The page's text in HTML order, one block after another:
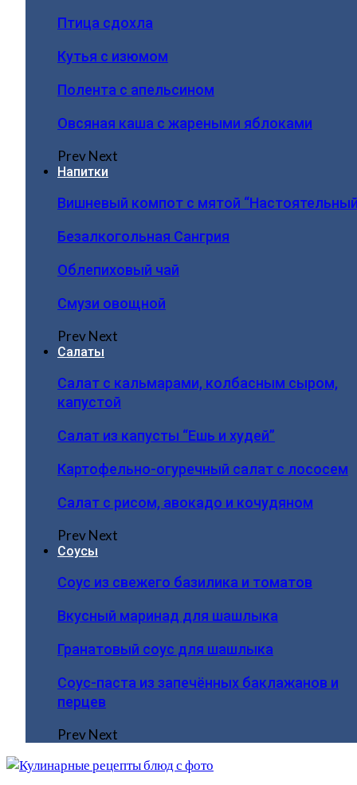
Птица сдохла
Кутья с изюмом
Полента с апельсином
Овсяная каша с жареными яблоками
PrevNext
Напитки
Вишневый компот с мятой
Безалкогольная Сангрия
Облепиховый чай
Смузи овощной
PrevNext
Салаты
Салат с кальмарами, колбасным сыром,
капустой
Салат из капусты “Ешь и худей”
Картофельно-огуречный салат с лососем
Салат с рисом, авокадо и кочудяном
PrevNext
Соусы
Соус из свежего базилика и томатов
Вкусный маринад для шашлыка
Гранатовый соус для шашлыка
Соус-паста из запечённых баклажанов и
перцев
PrevNext